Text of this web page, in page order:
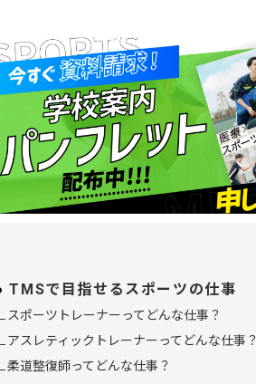
TMSで目指せるスポーツの仕事
ポーツトレーナーってどんな仕事？
スレティックトレーナーってどんな仕事？
道整復師ってどんな仕事？